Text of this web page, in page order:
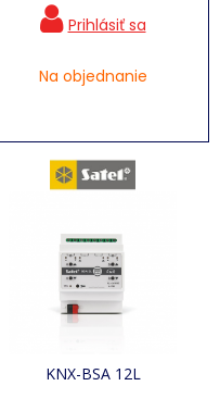
Na objednanie
KNX-BSA 12L